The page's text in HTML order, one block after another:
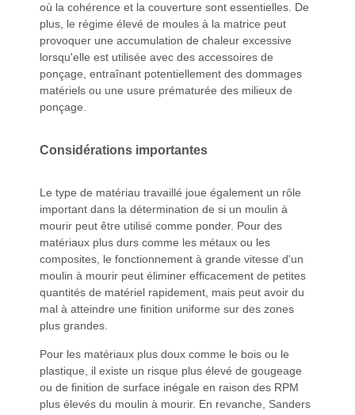
où la cohérence et la couverture sont essentielles. De
plus, le régime élevé de moules à la matrice peut
provoquer une accumulation de chaleur excessive
lorsqu'elle est utilisée avec des accessoires de
ponçage, entraînant potentiellement des dommages
matériels ou une usure prématurée des milieux de
ponçage.
Considérations importantes
Le type de matériau travaillé joue également un rôle
important dans la détermination de si un moulin à
mourir peut être utilisé comme ponder. Pour des
matériaux plus durs comme les métaux ou les
composites, le fonctionnement à grande vitesse d'un
moulin à mourir peut éliminer efficacement de petites
quantités de matériel rapidement, mais peut avoir du
mal à atteindre une finition uniforme sur des zones
plus grandes.
Pour les matériaux plus doux comme le bois ou le
plastique, il existe un risque plus élevé de gougeage
ou de finition de surface inégale en raison des RPM
plus élevés du moulin à mourir. En revanche, Sanders